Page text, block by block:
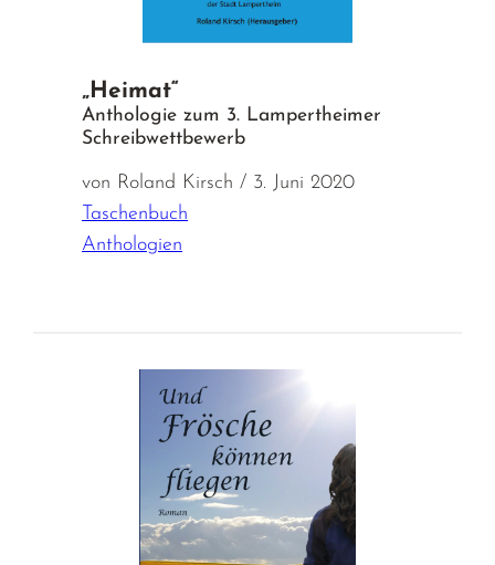
„Heimat“
Anthologie zum 3. Lampertheimer
Schreibwettbewerb
von Roland Kirsch / 3. Juni 2020
Taschenbuch
Anthologien